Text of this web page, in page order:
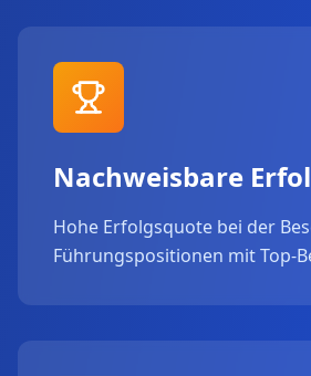
Nachweisbare
Hohe Erfolgsquote bei der
Führungspositionen mit Top-